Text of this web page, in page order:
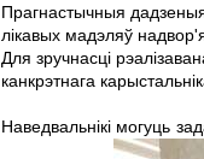
Прагнастычныя
лікавых мадэляў
Для зручнасці
канкрэтнага
Наведвальнікі могуць